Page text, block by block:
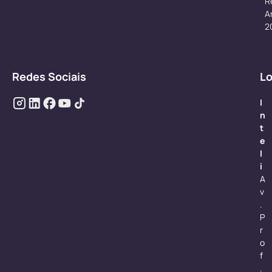
Redes Sociais
I
n
t
e
l
i
A
v
.
P
r
o
f
.